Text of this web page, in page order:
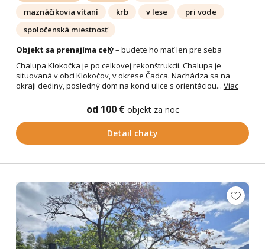
maznáčikovia vítaní
krb v lese
pri vode
spoločenská miestnosť
Objekt sa prenajíma celý– budete ho mať len pre seba
Chalupa Klokočka je po celkovej rekonštrukcii. Chalupa je
situovaná v obci Klokočov, v okrese Čadca. Nachádza sa na
okraji dediny, posledný dom na konci ulice s orientáciou... Viac
od 100 € objekt za noc
Detail chaty